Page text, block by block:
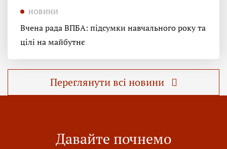
НОВИНИ
Вчена рада ВПБА: підсумки навчального року та
цілі на майбутнє
Переглянути всі новини
Давайте почнемо